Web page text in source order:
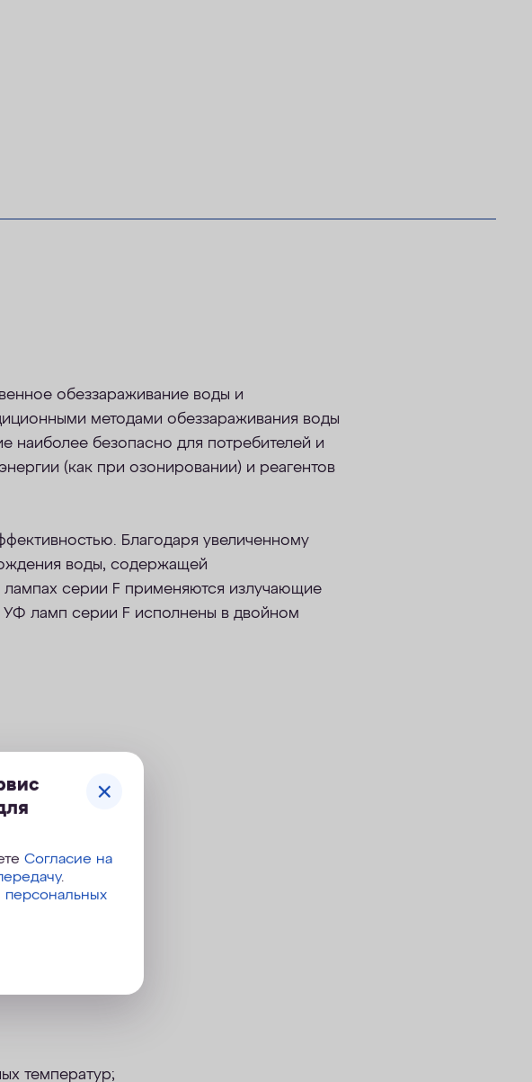
обеззараживание воды и
методами обеззараживания воды
наиболее безопасно для потребителей и
(как при озонировании) и реагентов
Благодаря увеличенному
воды, содержащей
лампах серии F применяются излучающие
УФ ламп серии F исполнены в двойном
6А;
70%.
температур;
Согласие на
.
персональных